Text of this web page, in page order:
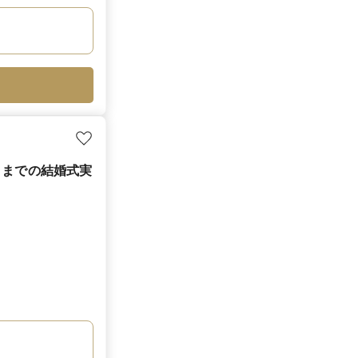
での結婚式実